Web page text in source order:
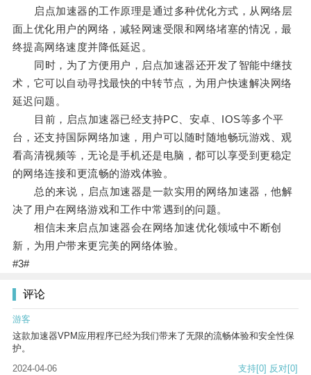
启点加速器的工作原理是通过多种优化方式，从网络层
面上优化用户的网络，减轻网速受限和网络堵塞的情况，最
终提高网络速度并降低延迟。
同时，为了方便用户，启点加速器还开发了智能中继技
术，它可以自动寻找最快的中转节点，为用户快速解决网络
延迟问题。
目前，启点加速器已经支持PC、安卓、IOS等多个平
台，还支持国际网络加速，用户可以随时随地畅玩游戏、观
看高清视频等，无论是手机还是电脑，都可以享受到更稳定
的网络连接和更流畅的游戏体验。
总的来说，启点加速器是一款实用的网络加速器，他解
决了用户在网络游戏和工作中常遇到的问题。
相信未来启点加速器会在网络加速优化领域中不断创
新，为用户带来更完美的网络体验。
#3#
评论
游客
这款加速器VPM应用程序已经为我们带来了无限的流畅体验和安全性保
护。
2024-04-06
支持[0] 反对[0]